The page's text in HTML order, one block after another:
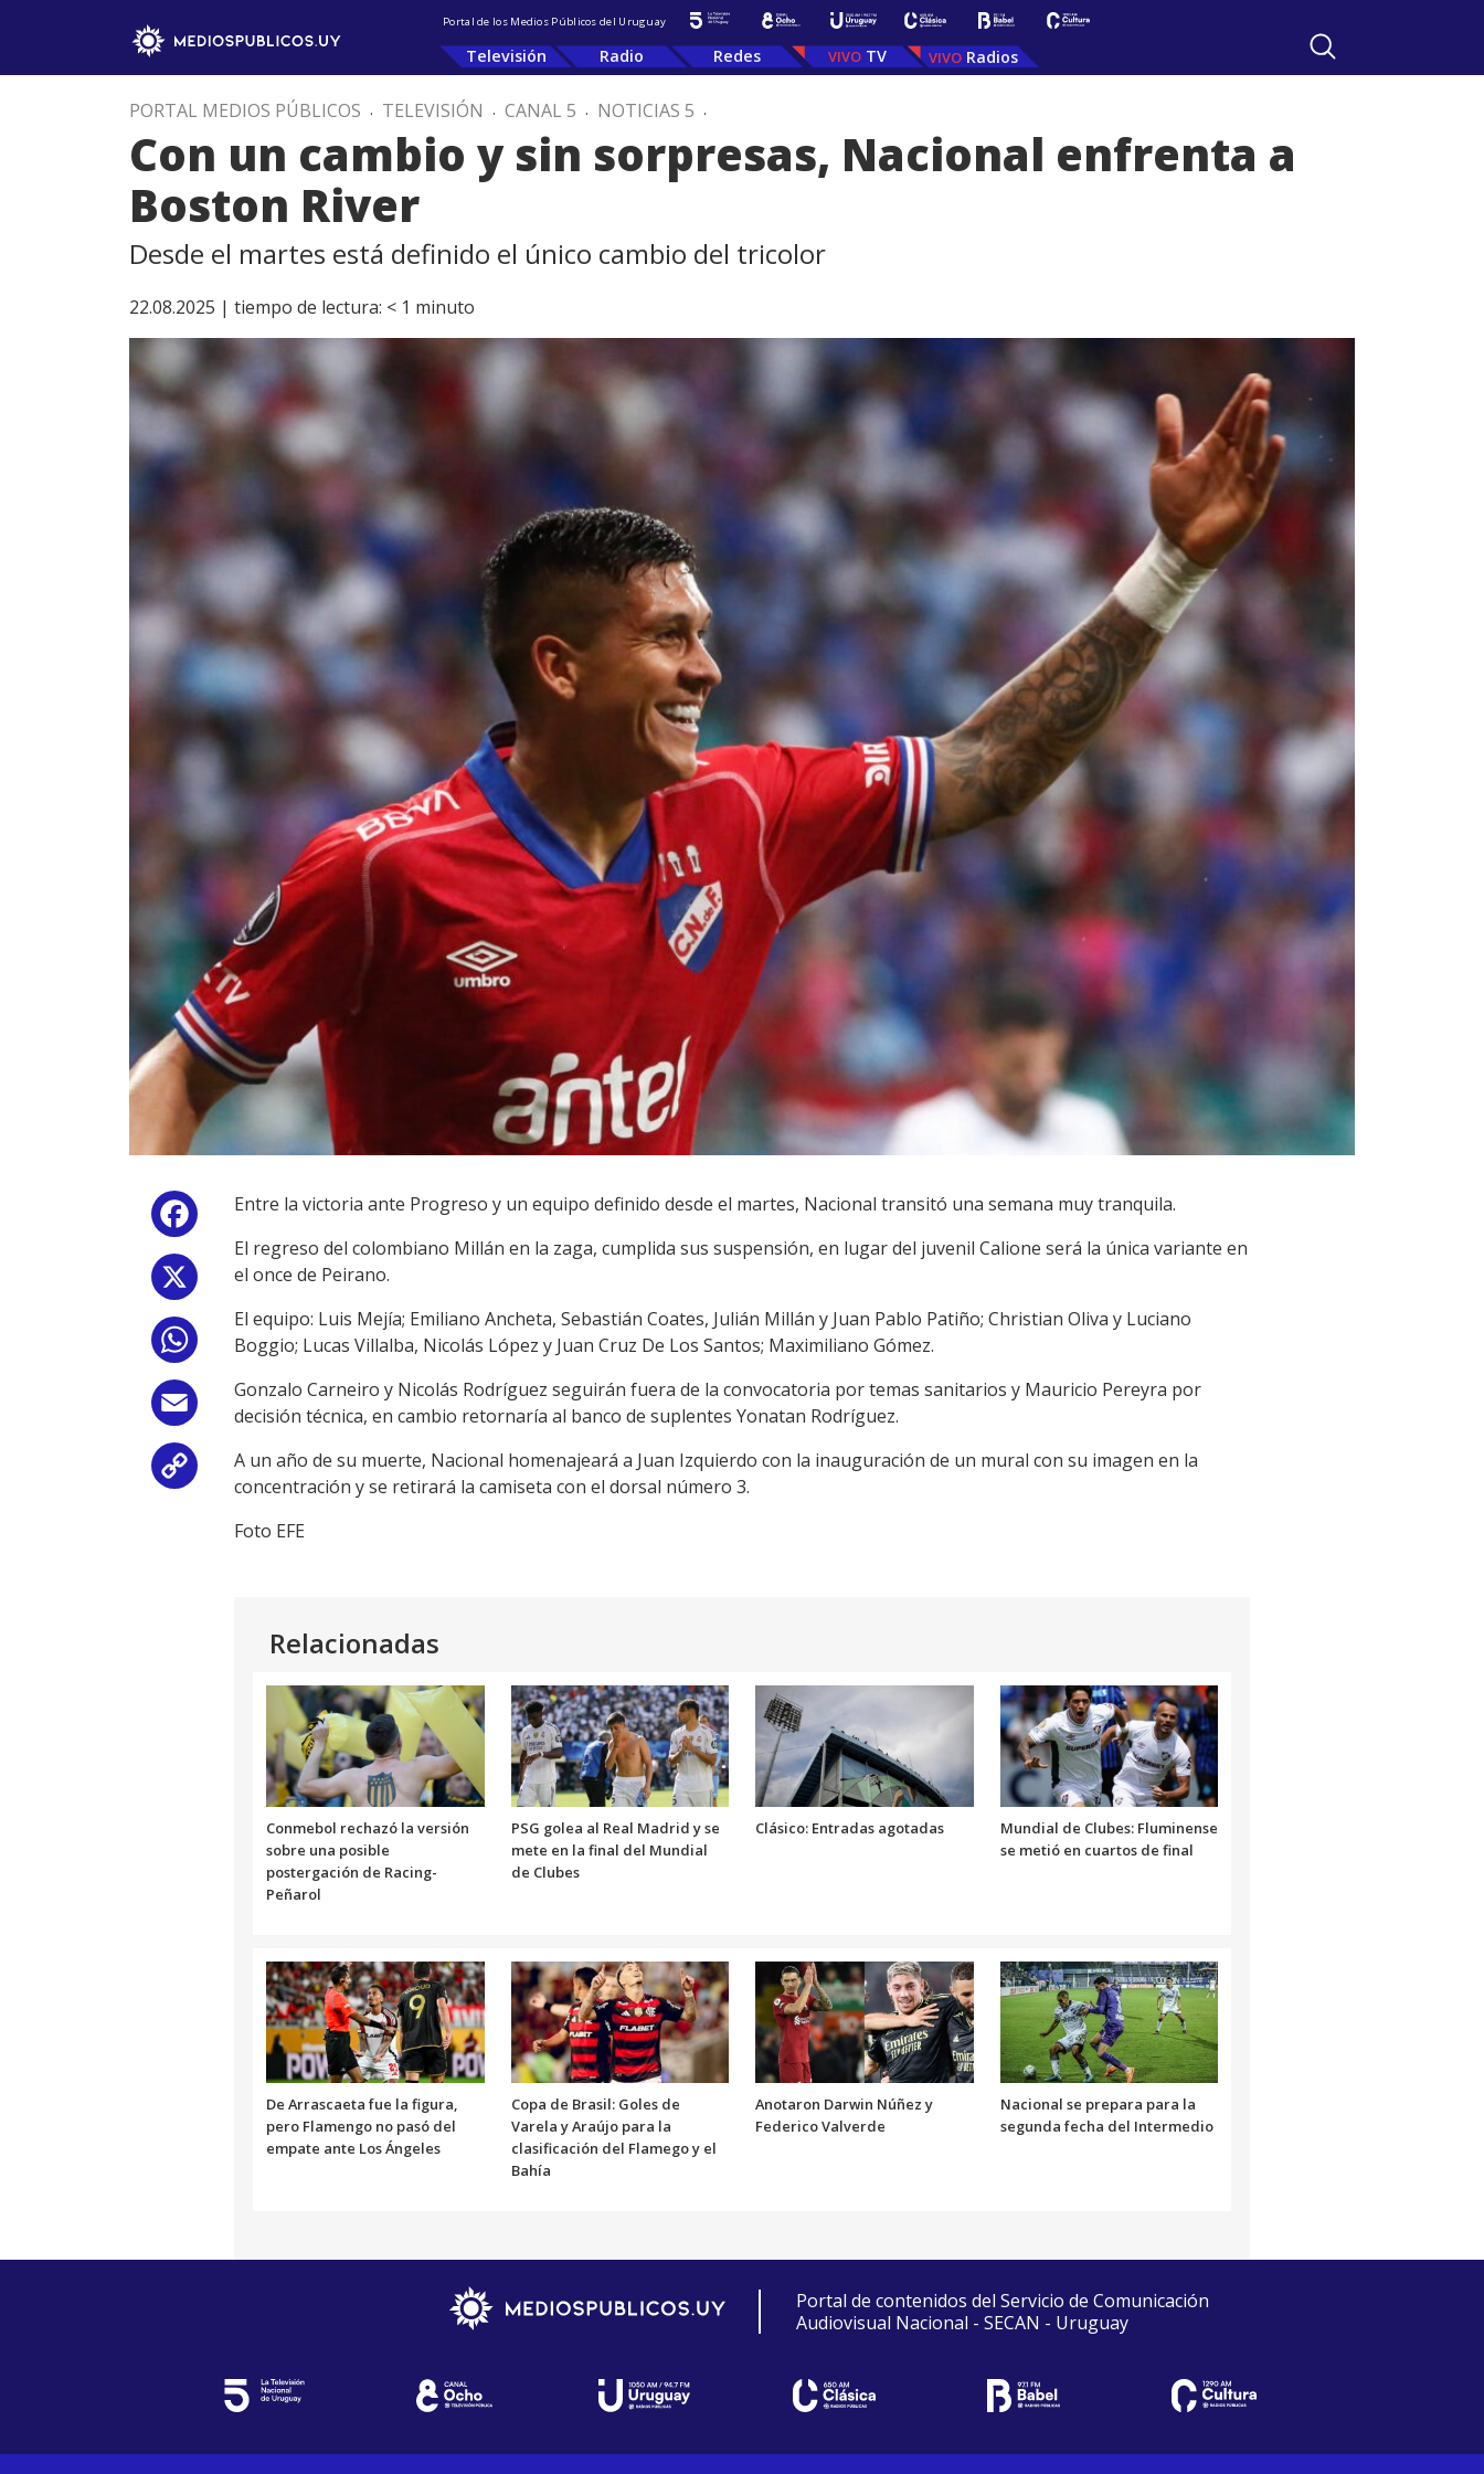
Portal de los Medios Públicos del Uruguay
Televisión Radio Redes TV Radios
PORTAL MEDIOS PÚBLICOS . TELEVISIÓN . CANAL 5 . NOTICIAS 5 .
Con un cambio y sin sorpresas, Nacional enfrenta a
Boston River
Desde el martes está definido el único cambio del tricolor
22.08.2025 | tiempo de lectura: < 1 minuto
Facebook
WhatsApp
Email
Copy
Entre la victoria ante Progreso y un equipo definido desde el martes, Nacional transitó una semana muy tranquila.
El regreso del colombiano Millán en la zaga, cumplida sus suspensión, en lugar del juvenil Calione será la única variante en
el once de Peirano.
El equipo: Luis Mejía; Emiliano Ancheta, Sebastián Coates, Julián Millán y Juan Pablo Patiño; Christian Oliva y Luciano
Boggio; Lucas Villalba, Nicolás López y Juan Cruz De Los Santos; Maximiliano Gómez.
Gonzalo Carneiro y Nicolás Rodríguez seguirán fuera de la convocatoria por temas sanitarios y Mauricio Pereyra por
decisión técnica, en cambio retornaría al banco de suplentes Yonatan Rodríguez.
A un año de su muerte, Nacional homenajeará a Juan Izquierdo con la inauguración de un mural con su imagen en la
concentración y se retirará la camiseta con el dorsal número 3.
Foto EFE
Relacionadas
Conmebol rechazó la versión
sobre una posible
postergación de Racing-
Peñarol
PSG golea al Real Madrid y se
mete en la final del Mundial
de Clubes
Clásico: Entradas agotadas
Mundial de Clubes: Fluminense
se metió en cuartos de final
De Arrascaeta fue la figura,
pero Flamengo no pasó del
empate ante Los Ángeles
Copa de Brasil: Goles de
Varela y Araújo para la
clasificación del Flamego y el
Bahía
Anotaron Darwin Núñez y
Federico Valverde
Nacional se prepara para la
segunda fecha del Intermedio
Portal de contenidos del Servicio de Comunicación
Audiovisual Nacional - SECAN - Uruguay